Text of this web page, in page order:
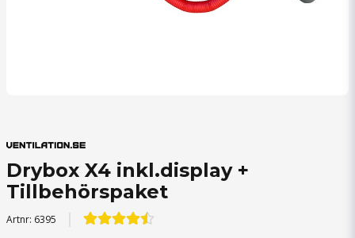
Drybox X4 inkl.display +
Tillbehörspaket
Artnr: 6395